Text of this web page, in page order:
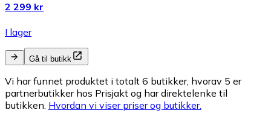
2 299 kr
I lager
Gå til butikk
Vi har funnet produktet i totalt 6 butikker, hvorav 5 er
partnerbutikker hos Prisjakt og har direktelenke til
butikken. Hvordan vi viser priser og butikker.